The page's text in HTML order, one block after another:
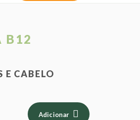
B12
E CABELO
Adicionar